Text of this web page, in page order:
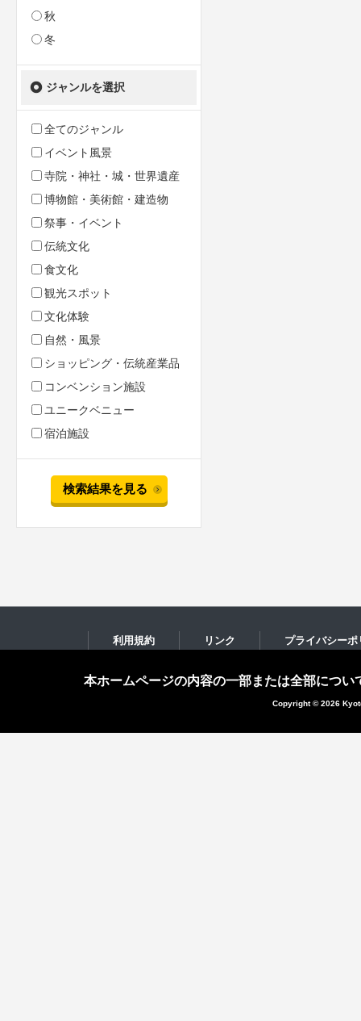
秋
冬
ジャンルを選択
全てのジャンル
イベント風景
寺院・神社・城・世界遺産
博物館・美術館・建造物
祭事・イベント
伝統文化
食文化
観光スポット
文化体験
自然・風景
ショッピング・伝統産業品
コンベンション施設
ユニークベニュー
宿泊施設
検索結果を見る
利用規約 リンク プライバシーポ
本ホームページの内容の一部または全部につ
Copyright © 2026